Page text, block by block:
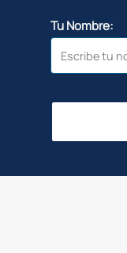
Tu Nombre: